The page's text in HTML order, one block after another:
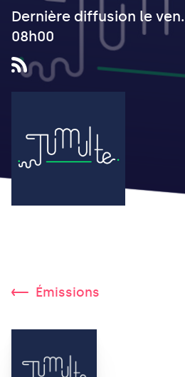
Dernière diffusion le
08h00
Émissions